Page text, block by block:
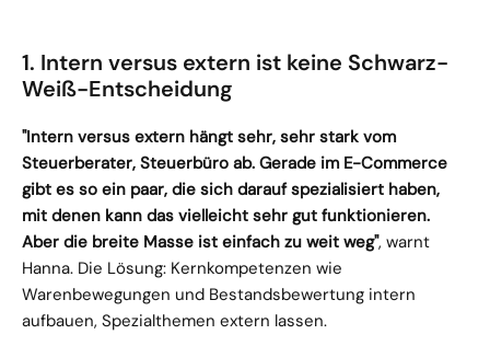
1. Intern versus extern ist keine Schwarz-
Weiß-Entscheidung
"Intern versus extern hängt sehr, sehr stark vom
Steuerberater, Steuerbüro ab. Gerade im E-Commerce
gibt es so ein paar, die sich darauf spezialisiert haben,
mit denen kann das vielleicht sehr gut funktionieren.
Aber die breite Masse ist einfach zu weit weg", warnt
Hanna. Die Lösung: Kernkompetenzen wie
Warenbewegungen und Bestandsbewertung intern
aufbauen, Spezialthemen extern lassen.